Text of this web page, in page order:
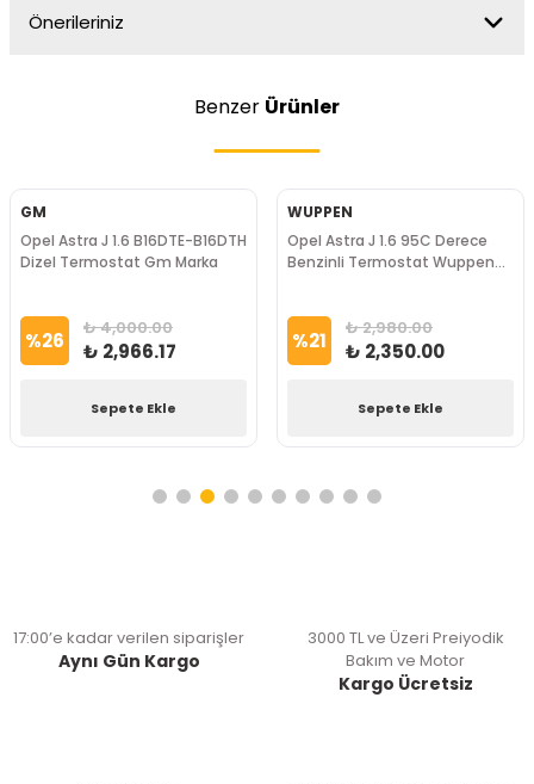
Önerileriniz
Benzer Ürünler
GM
Opel Astra J 1.6 B16DTE-B16DTH
Dizel Termostat Gm Marka
%26 ₺ 4,000.00
₺ 2,966.17
Sepete Ekle
WUPPEN
Opel Astra J 1.6 95C Derece
Benzinli Termostat Wuppen
%21 ₺ 2,980.00
₺ 2,350.00
Sepete Ekle
17:00’e kadar verilen siparişler
Aynı Gün Kargo
3000 TL ve Üzeri Preiyodik
Bakım ve Motor
Kargo Ücretsiz